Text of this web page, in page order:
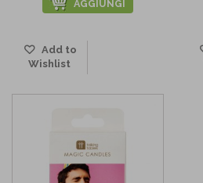
AGGIUNGI
Add to
Wishlist